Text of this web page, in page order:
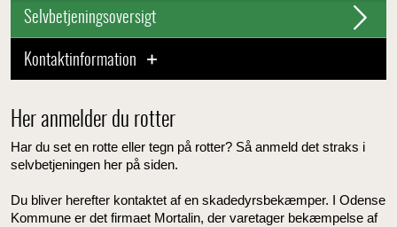
Selvbetjeningsoversigt
Kontaktinformation
Her anmelder du rotter
Har du set en rotte eller tegn på rotter? Så anmeld det straks i
selvbetjeningen her på siden.
Du bliver herefter kontaktet af en skadedyrsbekæmper. I Odense
Kommune er det firmaet Mortalin, der varetager bekæmpelse af